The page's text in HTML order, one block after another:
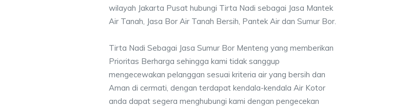
wilayah Jakarta Pusat hubungi Tirta Nadi sebagai Jasa Mantek
Air Tanah, Jasa Bor Air Tanah Bersih, Pantek Air dan Sumur Bor.
Tirta Nadi Sebagai Jasa Sumur Bor Menteng yang memberikan
Prioritas Berharga sehingga kami tidak sanggup
mengecewakan pelanggan sesuai kriteria air yang bersih dan
Aman di cermati, dengan terdapat kendala-kendala Air Kotor
anda dapat segera menghubungi kami dengan pengecekan